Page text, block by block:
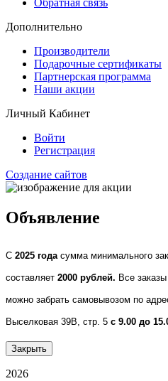
Обратная связь
Дополнительно
Производители
Подарочные сертификаты
Партнерская программа
Наши акции
Личный Кабинет
Войти
Регистрация
Создание сайтов
Объявление
С 2025 года сумма минимального
составляет 2000 рублей. Все
можно забрать самовывозом по
Выселковая 39В, стр. 5 с 9.00 до
Закрыть
2026